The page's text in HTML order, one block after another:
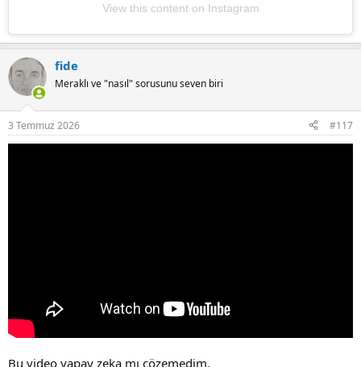
View this content on Instagram
fide
Meraklı ve "nasıl" sorusunu seven biri
3 Temmuz 2026 #117
Bu video yapay zeka mı çözemedim.